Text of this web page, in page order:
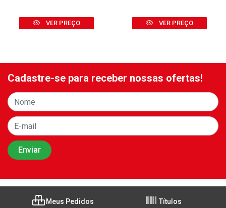
VER PREÇO VER PREÇO
Cadastre-se para receber nossas ofertas!
Meus Pedidos Títulos